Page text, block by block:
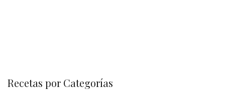
Recetas por Categorías